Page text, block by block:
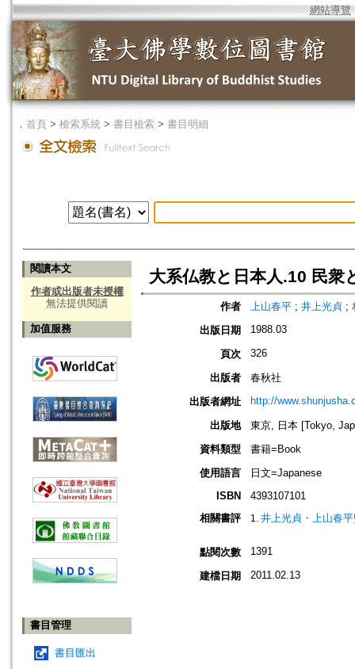
網站導覽
． 首頁 > 檢索系統 > 書目檢索 > 書目明細
閱讀本文
作者或出版者未授權
無法提供閱讀
加值服務
書目管理
書目匯出
大系仏教と日本人.10 民衆
作者 上山春平 ; 井上光貞 ;
出版日期
1988.03
頁次 326
出版者
春秋社
出版者網址
http://
出版地
東京, 日本 [Tokyo,
資料類型
書籍=Book
使用語言
日文=Japanese
ISBN
4393107101
相關書評
井上光貞・上山春
點閱次數 1391
建檔日期 2011.02.13